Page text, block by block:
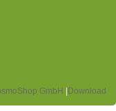
GmbH |Download